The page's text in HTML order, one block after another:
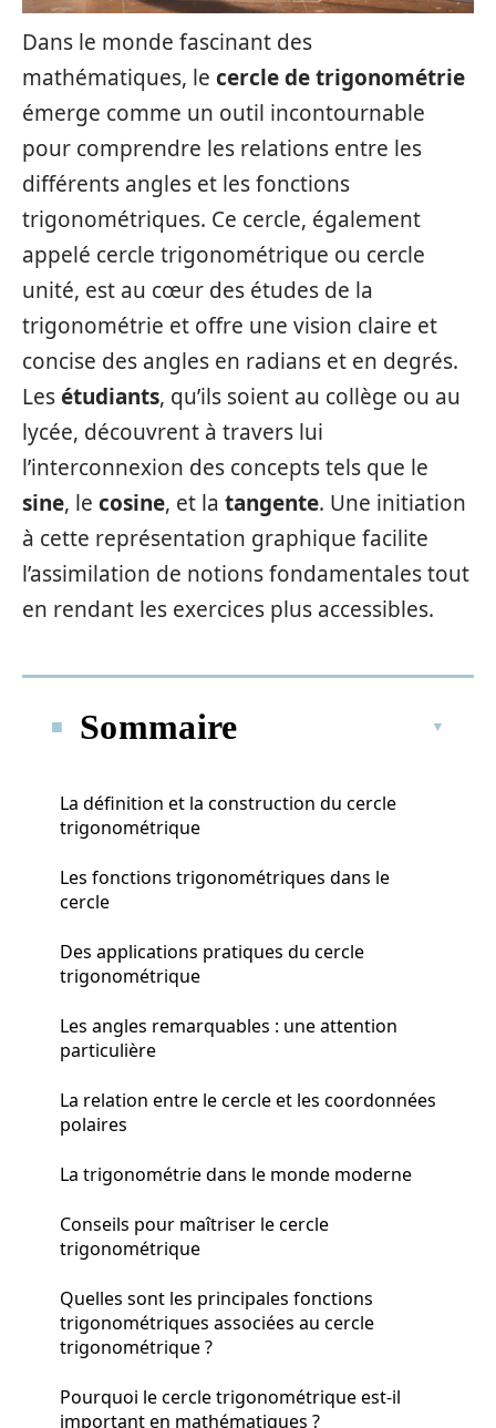
Dans le monde fascinant des
mathématiques, le cercle de trigonométrie
émerge comme un outil incontournable
pour comprendre les relations entre les
différents angles et les fonctions
trigonométriques. Ce cercle, également
appelé cercle trigonométrique ou cercle
unité, est au cœur des études de la
trigonométrie et offre une vision claire et
concise des angles en radians et en degrés.
Lesétudiants, qu’ils soient au collège ou au
lycée, découvrent à travers lui
l’interconnexion des concepts tels que le
sine, le cosine, et la tangente. Une initiation
à cette représentation graphique facilite
l’assimilation de notions fondamentales tout
en rendant les exercices plus accessibles.
Sommaire
La définition et la construction du cercle
trigonométrique
Les fonctions trigonométriques dans le
cercle
Des applications pratiques du cercle
trigonométrique
Les angles remarquables : une attention
particulière
La relation entre le cercle et les coordonnées
polaires
La trigonométrie dans le monde moderne
Conseils pour maîtriser le cercle
trigonométrique
Quelles sont les principales fonctions
trigonométriques associées au cercle
trigonométrique ?
Pourquoi le cercle trigonométrique est-il
important en mathématiques ?